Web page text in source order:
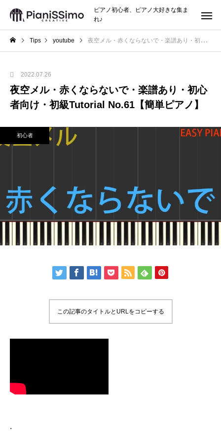
ピアノ初心者、ピアノ大好きな集ま
れ♪
Tips youtube 夜空メル・赤くならないで・楽譜あり・初心者向け・初級Tutorial No.61【簡単ピアノ】
2022.07.26
夜空メル・赤くならないで・楽譜あり・初心
者向け・初級Tutorial No.61【簡単ピアノ】
初心者
この記事のタイトルとURLをコピーする
.